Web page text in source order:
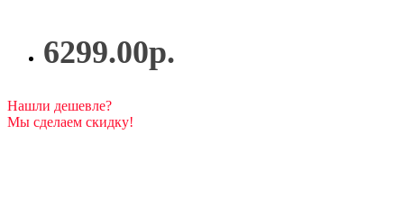
6299.00р.
Нашли дешевле?
Мы сделаем скидку!